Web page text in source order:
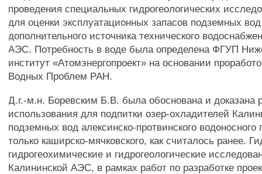
проведения специальных гидрогеологических
для оценки эксплуатационных запасов подземных вод
дополнительного источника технического
АЭС. Потребность в воде была определена ФГУП
институт «Атомэнергопроект» на основании
Водных Проблем РАН.
Д.г.-м.н. Боревским Б.В. была обоснована и доказана
использования для подпитки озер-охладителей
подземных вод алексинско-протвинского водоносного
только каширско-мячковского, как считалось ранее.
гидрогеохимические и гидрогеологические
Калининской АЭС, в рамках работ по разработке